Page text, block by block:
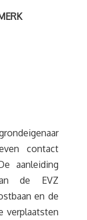
contact
aanleiding
de EVZ
en de
verplaatsten